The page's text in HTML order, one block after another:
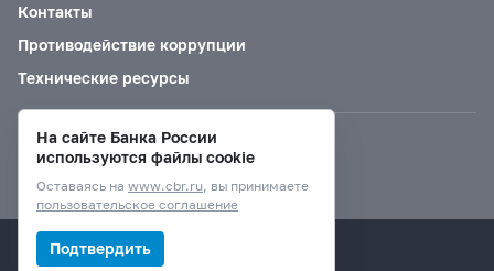
Контакты
Противодействие коррупции
Технические ресурсы
Версия для слабовидящих
© Банк России, 2000–2026.
На сайте Банка России
используются файлы cookie
Оставаясь на www.cbr.ru, вы принимаете
пользовательское соглашение
Подтвердить